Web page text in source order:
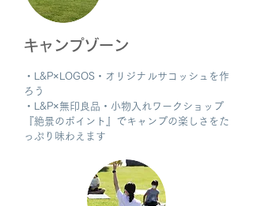
キャンプゾーン
・L&P×LOGOS・オリジナルサコッシュを作
ろう
・L&P×無印良品・小物入れワークショップ
​『絶景のポイント』でキャンプの楽しさをた
っぷり味わえます